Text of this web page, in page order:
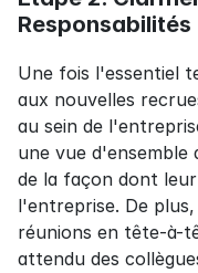
Responsabilités
Une fois l'essentiel
aux nouvelles
au sein de
une vue
de la façon dont
l'entreprise. De
réunions en tête-à-
attendu des